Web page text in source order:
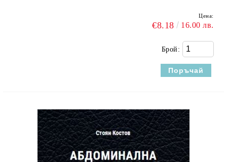
Цена:
€8.18 16.00 лв.
Брой: